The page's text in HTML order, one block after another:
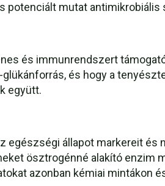
potenciált mutat antimikrobiális
és immunrendszert
és hogy a
együtt.
egészségi állapot markereit és
ösztrogénné alakító enzim
azonban kémiai mintákon